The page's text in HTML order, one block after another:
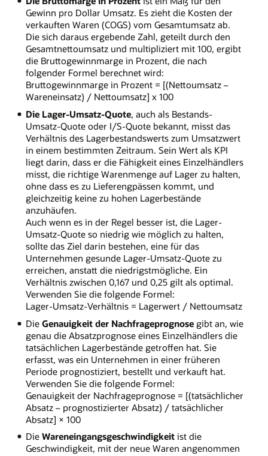
Gewinn pro Dollar Umsatz. Es zieht die Kosten der
verkauften Waren (COGS) vom Gesamtumsatz ab.
Die sich daraus ergebende Zahl, geteilt durch den
Gesamtnettoumsatz und multipliziert mit 100, ergibt
die Bruttogewinnmarge in Prozent, die nach
folgender Formel berechnet wird:
Bruttogewinnmarge in Prozent = [(Nettoumsatz –
Wareneinsatz) / Nettoumsatz] x 100
Die Lager-Umsatz-Quote, auch als Bestands-
Umsatz-Quote oder I/S-Quote bekannt, misst das
Verhältnis des Lagerbestandswerts zum Umsatzwert
in einem bestimmten Zeitraum. Sein Wert als KPI
liegt darin, dass er die Fähigkeit eines Einzelhändlers
misst, die richtige Warenmenge auf Lager zu halten,
ohne dass es zu Lieferengpässen kommt, und
gleichzeitig keine zu hohen Lagerbestände
anzuhäufen.
Auch wenn es in der Regel besser ist, die Lager-
Umsatz-Quote so niedrig wie möglich zu halten,
sollte das Ziel darin bestehen, eine für das
Unternehmen gesunde Lager-Umsatz-Quote zu
erreichen, anstatt die niedrigstmögliche. Ein
Verhältnis zwischen 0,167 und 0,25 gilt als optimal.
Verwenden Sie die folgende Formel:
Lager-Umsatz-Verhältnis = Lagerwert / Nettoumsatz
Die Genauigkeit der Nachfrageprognosegibt an, wie
genau die Absatzprognose eines Einzelhändlers die
tatsächlichen Lagerbestände getroffen hat. Sie
erfasst, was ein Unternehmen in einer früheren
Periode prognostiziert, bestellt und verkauft hat.
Verwenden Sie die folgende Formel:
Genauigkeit der Nachfrageprognose = [(tatsächlicher
Absatz – prognostizierter Absatz) / tatsächlicher
Absatz] × 100
Die Wareneingangsgeschwindigkeitist die
Geschwindigkeit, mit der neue Waren angenommen